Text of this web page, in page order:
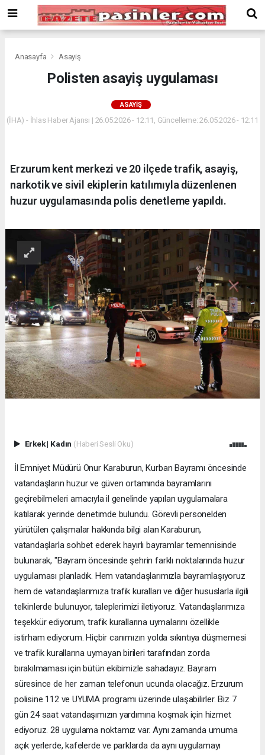
Bonusu
Veren
deneme
bonus
Bonus
Anasayfa Asayiş
Polisten asayiş uygulaması
ASAYIŞ
(İHA) - İhlas Haber Ajansı | 26.05.2026 - 12:11, Güncelleme: 26.05.2026 - 12:11
Erzurum kent merkezi ve 20 ilçede trafik, asayiş,
narkotik ve sivil ekiplerin katılımıyla düzenlenen
huzur uygulamasında polis denetleme yapıldı.
Erkek| Kadın (Haberi Sesli Oku)
İl Emniyet Müdürü Onur Karaburun, Kurban Bayramı öncesinde
vatandaşların huzur ve güven ortamında bayramlarını
geçirebilmeleri amacıyla il genelinde yapılan uygulamalara
katılarak yerinde denetimde bulundu. Görevli personelden
yürütülen çalışmalar hakkında bilgi alan Karaburun,
vatandaşlarla sohbet ederek hayırlı bayramlar temennisinde
bulunarak, "Bayram öncesinde şehrin farklı noktalarında huzur
uygulaması planladık. Hem vatandaşlarımızla bayramlaşıyoruz
hem de vatandaşlarımıza trafik kuralları ve diğer hususlarla ilgili
telkinlerde bulunuyor, taleplerimizi iletiyoruz. Vatandaşlarımıza
teşekkür ediyorum, trafik kurallarına uymalarını özellikle
istirham ediyorum. Hiçbir canımızın yolda sıkıntıya düşmemesi
ve trafik kurallarına uymayan birileri tarafından zorda
bırakılmaması için bütün ekibimizle sahadayız. Bayram
süresince de her zaman telefonun ucunda olacağız. Erzurum
polisine 112 ve UYUMA programı üzerinde ulaşabilirler. Biz 7
gün 24 saat vatandaşımızın yardımına koşmak için hizmet
ediyoruz. 28 uygulama noktamız var. Aynı zamanda umuma
açık yerlerde, kafelerde ve parklarda da aynı uygulamayı